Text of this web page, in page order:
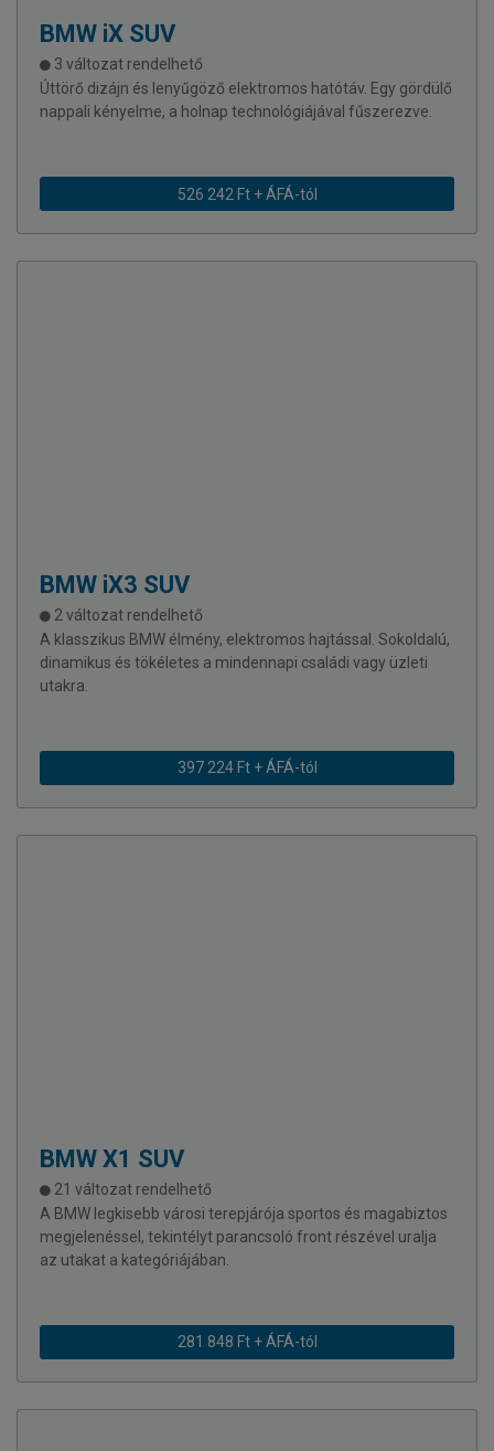
BMW iX SUV
3 változat rendelhető
Úttörő dizájn és lenyűgöző elektromos hatótáv. Egy gördülő
nappali kényelme, a holnap technológiájával fűszerezve.
526 242 Ft + ÁFÁ-tól
BMW iX3 SUV
2 változat rendelhető
A klasszikus BMW élmény, elektromos hajtással. Sokoldalú,
dinamikus és tökéletes a mindennapi családi vagy üzleti
utakra.
397 224 Ft + ÁFÁ-tól
BMW X1 SUV
21 változat rendelhető
A BMW legkisebb városi terepjárója sportos és magabiztos
megjelenéssel, tekintélyt parancsoló front részével uralja
az utakat a kategóriájában.
281 848 Ft + ÁFÁ-tól